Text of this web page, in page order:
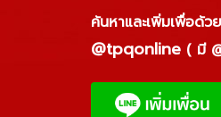
ค้นหาและเพิ่มเพื่อด้ว
@tpqonline ( มี